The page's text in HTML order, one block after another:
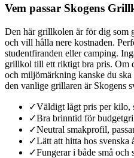
Vem passar Skogens
Den här grillkolen är för dig som
och vill hålla nere kostnaden.
studentfiranden eller camping.
grillkol till ett riktigt bra pris. Om
och miljömärkning kanske du
den vanlige grillaren är Skogens
✓Väldigt lågt pris per kilo,
✓Bra brinntid för
✓Neutral smakprofil,
✓Lätt att hitta hos svenska
✓Fungerar i både små och